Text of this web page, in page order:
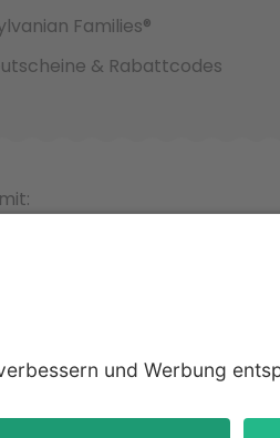
Families®
& Rabattcodes
der jeweiligen